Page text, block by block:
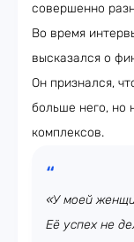
совершенно
Во время
высказался о
Он признался,
больше него, но
комплексов.
«У моей
Её успех не